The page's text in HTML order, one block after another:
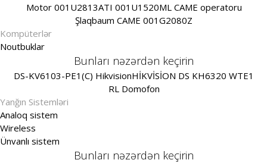
Motor 001U2813ATI 001U1520ML CAME operatoru
Şlaqbaum CAME 001G2080Z
Kompüterlər
Noutbuklar
Bunları nəzərdən keçirin
DS-KV6103-PE1(C) HikvisionHİKVİSİON DS KH6320 WTE1
RL Domofon
Yanğın Sistemləri
Analoq sistem
Wireless
Ünvanlı sistem
Bunları nəzərdən keçirin